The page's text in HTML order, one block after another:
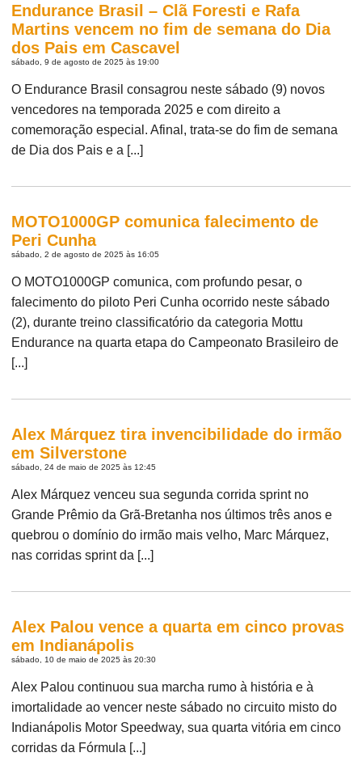
Endurance Brasil – Clã Foresti e Rafa
Martins vencem no fim de semana do Dia
dos Pais em Cascavel
sábado, 9 de agosto de 2025 às 19:00
O Endurance Brasil consagrou neste sábado (9) novos
vencedores na temporada 2025 e com direito a
comemoração especial. Afinal, trata-se do fim de semana
de Dia dos Pais e a [...]
MOTO1000GP comunica falecimento de
Peri Cunha
sábado, 2 de agosto de 2025 às 16:05
O MOTO1000GP comunica, com profundo pesar, o
falecimento do piloto Peri Cunha ocorrido neste sábado
(2), durante treino classificatório da categoria Mottu
Endurance na quarta etapa do Campeonato Brasileiro de
[...]
Alex Márquez tira invencibilidade do irmão
em Silverstone
sábado, 24 de maio de 2025 às 12:45
Alex Márquez venceu sua segunda corrida sprint no
Grande Prêmio da Grã-Bretanha nos últimos três anos e
quebrou o domínio do irmão mais velho, Marc Márquez,
nas corridas sprint da [...]
Alex Palou vence a quarta em cinco provas
em Indianápolis
sábado, 10 de maio de 2025 às 20:30
Alex Palou continuou sua marcha rumo à história e à
imortalidade ao vencer neste sábado no circuito misto do
Indianápolis Motor Speedway, sua quarta vitória em cinco
corridas da Fórmula [...]